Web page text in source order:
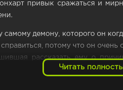
привык сражаться и
демону, которого он
потому что он
рассказать ему о
новая жизнь, она будет
Читать